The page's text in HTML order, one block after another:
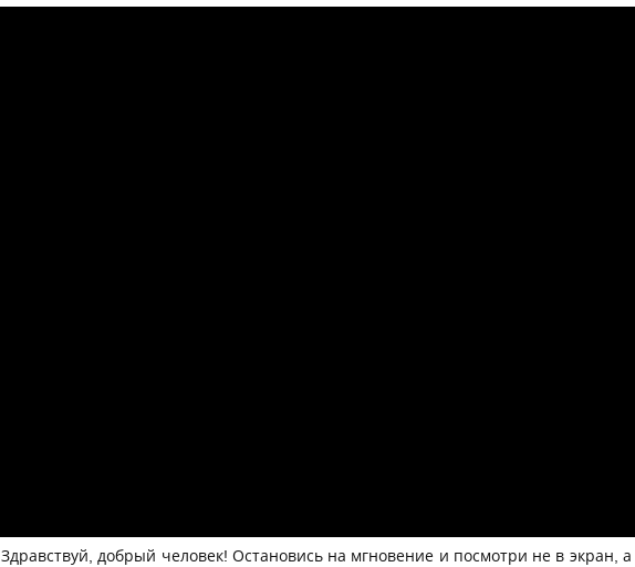
Здравствуй, добрый человек! Остановись на мгновение и посмотри не в экран, а